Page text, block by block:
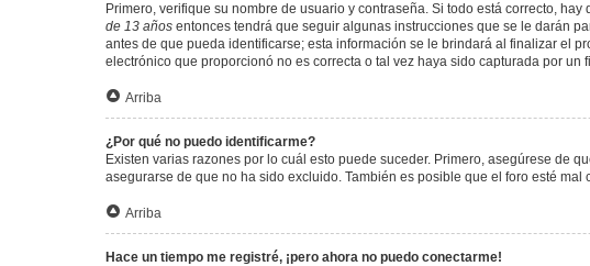
Primero, verifique su nombre de usuario y contraseña. Si todo está correcto,
de 13 años entonces tendrá que seguir algunas instrucciones que se le darán
antes de que pueda identificarse; esta información se le brindará al finalizar el
electrónico que proporcionó no es correcta o tal vez haya sido capturada por
Arriba
¿Por qué no puedo identificarme?
Existen varias razones por lo cuál esto puede suceder. Primero, asegúrese de
asegurarse de que no ha sido excluido. También es posible que el foro esté
Arriba
Hace un tiempo me registré, ¡pero ahora no puedo conectarme!